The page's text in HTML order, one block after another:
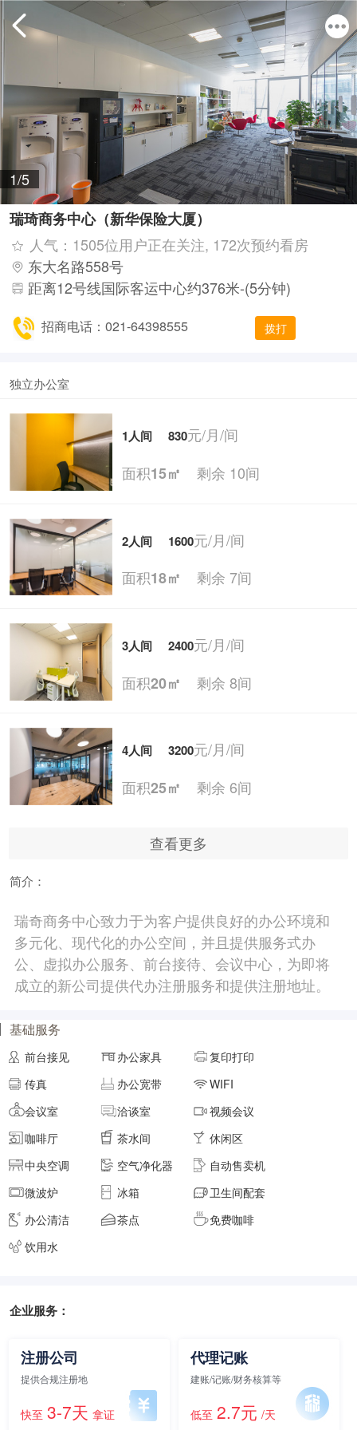
1/5
瑞琦商务中心（新华保险大厦）
人气：1505位用户正在关注, 172次预约看房
东大名路558号
距离12号线国际客运中心约376米-(5分钟)
招商电话：021-64398555 拨打
独立办公室
1人间 830元/月/间
面积15㎡ 剩余 10间
2人间 1600元/月/间
面积18㎡ 剩余 7间
3人间 2400元/月/间
面积20㎡ 剩余 8间
4人间 3200元/月/间
面积25㎡ 剩余 6间
5人间 4000元/月/间
6人间 4800元/月/间
面积35㎡剩余 3间
7人间
元/月/间
面积
剩余 4间
8人间 6500 元/月/间
剩余 2间
8000元/月/间
面积55㎡ 剩余 2间
查看更多
简介：
瑞奇商务中心致力于为客户提供良好的办公环境和
多元化、现代化的办公空间，并且提供服务式办
公、虚拟办公服务、前台接待、会议中心，为即将
成立的新公司提供代办注册服务和提供注册地址。
基础服务
前台接见 办公家具
复印打印
传真
办公宽带
WIFI
会议室
洽谈室
视频会议
咖啡厅
茶水间
休闲区
中央空调
空气净化器
自动售卖机
微波炉
冰箱
卫生间配套
办公清洁
茶点
免费咖啡
饮用水
企业服务：
注册公司
提供合规注册地
快至 3-7天 拿证
代理记账
建账/记账/财务核算等
低至 2.7元 /天